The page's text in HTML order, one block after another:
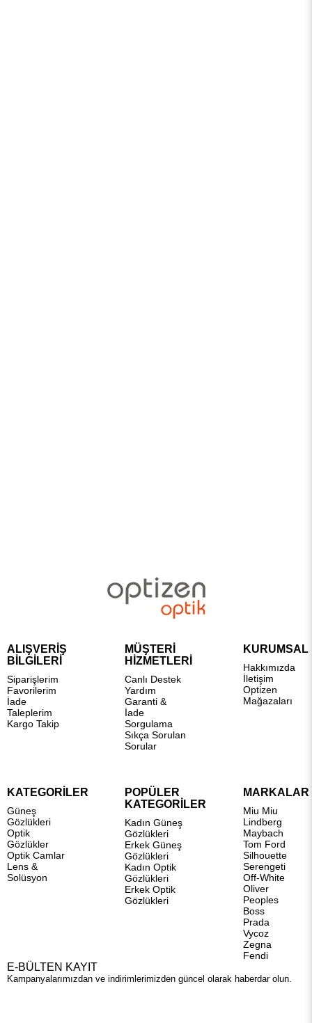
ALIŞVERİŞ
BİLGİLERİ
Siparişlerim
Favorilerim
İade
Taleplerim
Kargo Takip
MÜŞTERİ
HİZMETLERİ
Canlı Destek
Yardım
Garanti &
İade
Sorgulama
Sıkça Sorulan
Sorular
KURUMSAL
Hakkımızda
İletişim
Optizen
Mağazaları
KATEGORİLER
Güneş
Gözlükleri
Optik
Gözlükler
Optik Camlar
Lens &
Solüsyon
POPÜLER
KATEGORİLER
Kadın Güneş
Gözlükleri
Erkek Güneş
Gözlükleri
Kadın Optik
Gözlükleri
Erkek Optik
Gözlükleri
MARKALAR
Miu Miu
Lindberg
Maybach
Tom Ford
Silhouette
Serengeti
Off-White
Oliver
Peoples
Boss
Prada
Vycoz
Zegna
Fendi
E-BÜLTEN KAYIT
Kampanyalarımızdan ve indirimlerimizden güncel olarak haberdar olun.